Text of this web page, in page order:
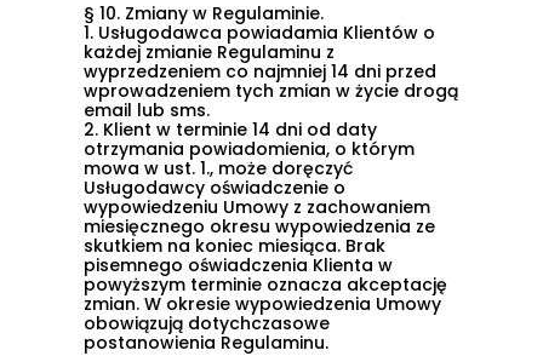
§ 10. Zmiany w Regulaminie.
1. Usługodawca powiadamia Klientów o
każdej zmianie Regulaminu z
wyprzedzeniem co najmniej 14 dni przed
wprowadzeniem tych zmian w życie drogą
email lub sms.
2. Klient w terminie 14 dni od daty
otrzymania powiadomienia, o którym
mowa w ust. 1., może doręczyć
Usługodawcy oświadczenie o
wypowiedzeniu Umowy z zachowaniem
miesięcznego okresu wypowiedzenia ze
skutkiem na koniec miesiąca. Brak
pisemnego oświadczenia Klienta w
powyższym terminie oznacza akceptację
zmian. W okresie wypowiedzenia Umowy
obowiązują dotychczasowe
postanowienia Regulaminu.